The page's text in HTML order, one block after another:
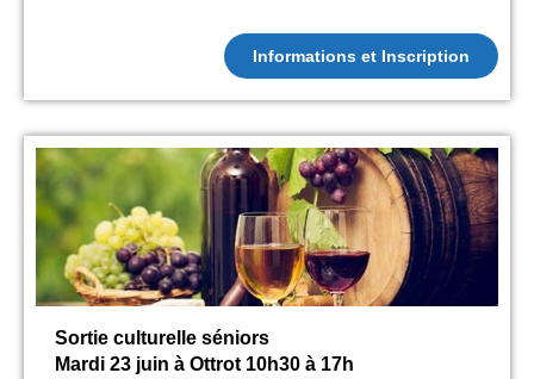
Informations et Inscription
Sortie culturelle séniors
Mardi 23 juin à Ottrot 10h30 à 17h